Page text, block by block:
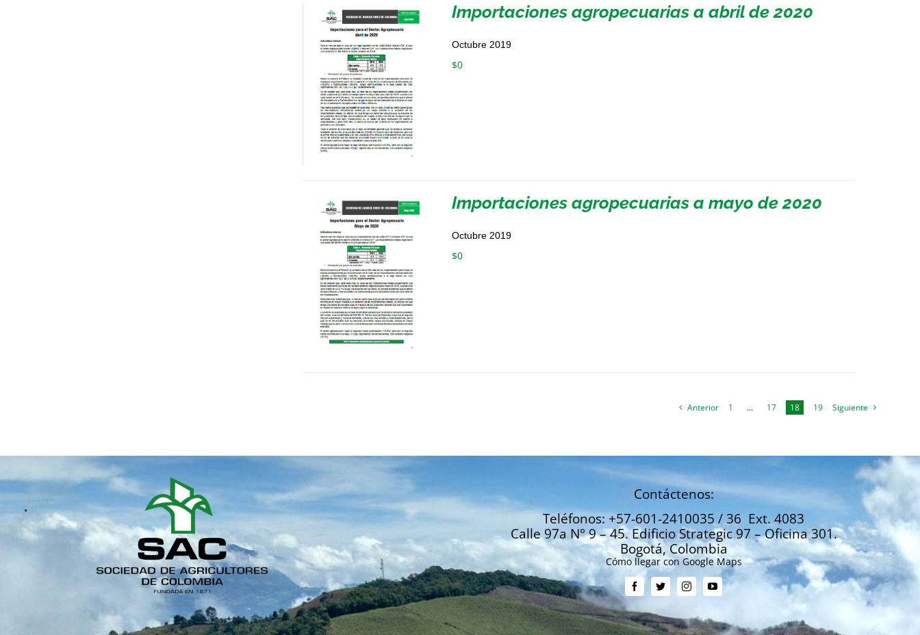
Importaciones agropecuarias a abril de 2020
Octubre 2019
$0
Importaciones agropecuarias a mayo de 2020
Octubre 2019
$0
Anterior 1 … 17 18 19 Siguiente
Contáctenos:
Teléfonos: +57-601-2410035 / 36 Ext. 4083
Calle 97a N° 9 – 45. Edificio Strategic 97 – Oficina 301.
Bogotá, Colombia
Cómo llegar con Google Maps